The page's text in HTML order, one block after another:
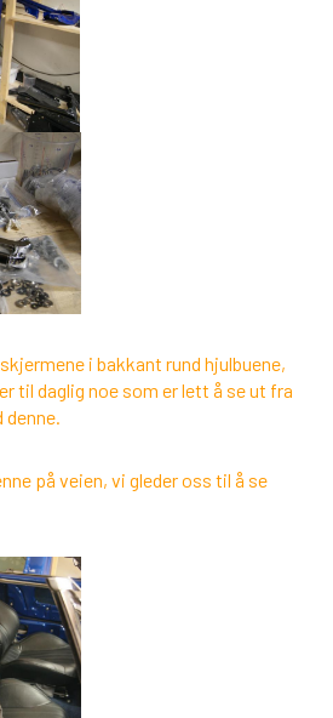
i bakkant rund hjulbuene,
til daglig noe som er lett å se ut fra
denne.
på veien, vi gleder oss til å se